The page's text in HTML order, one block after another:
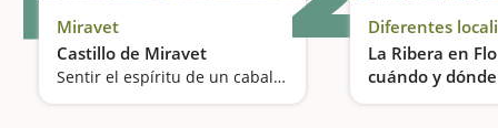
Miravet
Castillo de Miravet
Sentir el espíritu de un caballero templario
Diferentes
La Ribera en
cuándo y
magia de la